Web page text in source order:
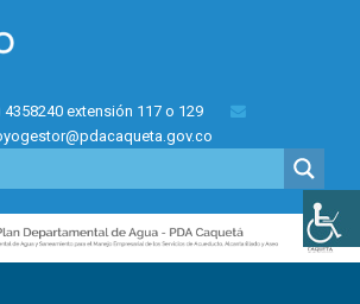
4358240 extensión 117 o 129